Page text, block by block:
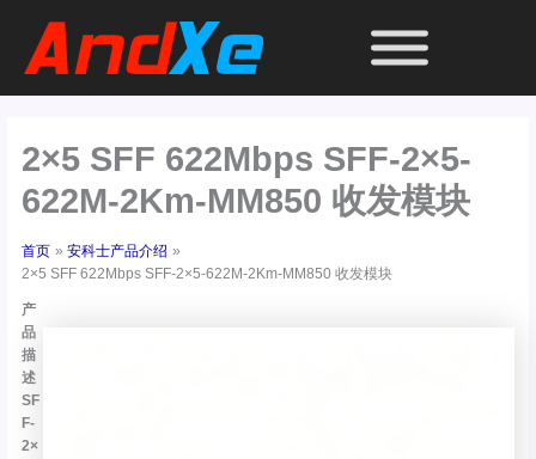
2×5 SFF 622Mbps SFF-2×5-
622M-2Km-MM850 收发模块
首页
安科士产品介绍
2×5 SFF 622Mbps SFF-2×5-622M-2Km-MM850 收发模块
产
品
描
述
SF
F-
2×